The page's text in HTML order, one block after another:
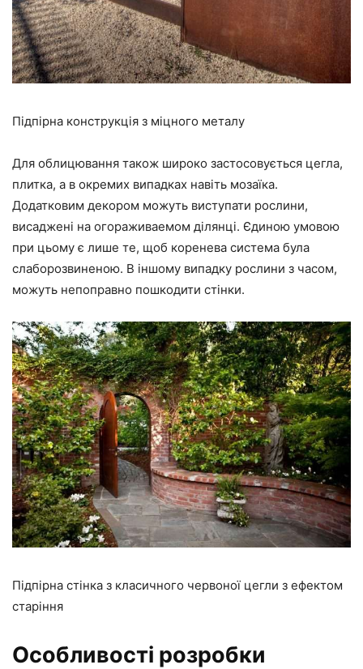
Підпірна конструкція з міцного металу
Для облицювання також широко застосовується цегла,
плитка, а в окремих випадках навіть мозаїка.
Додатковим декором можуть виступати рослини,
висаджені на огораживаемом ділянці. Єдиною умовою
при цьому є лише те, щоб коренева система була
слаборозвиненою. В іншому випадку рослини з часом,
можуть непоправно пошкодити стінки.
Підпірна стінка з класичного червоної цегли з ефектом
старіння
Особливості розробки